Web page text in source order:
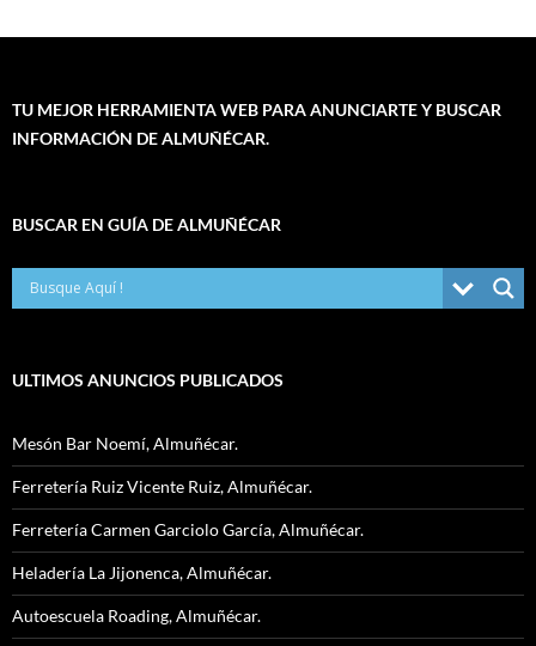
TU MEJOR HERRAMIENTA WEB PARA ANUNCIARTE Y BUSCAR
INFORMACIÓN DE ALMUÑÉCAR.
BUSCAR EN GUÍA DE ALMUÑÉCAR
ULTIMOS ANUNCIOS PUBLICADOS
Mesón Bar Noemí, Almuñécar.
Ferretería Ruiz Vicente Ruiz, Almuñécar.
Ferretería Carmen Garciolo García, Almuñécar.
Heladería La Jijonenca, Almuñécar.
Autoescuela Roading, Almuñécar.